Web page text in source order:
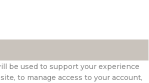
be used to support your experience
to manage access to your account,